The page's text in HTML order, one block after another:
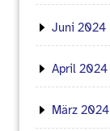
Juni 2024
April 2024
März 2024